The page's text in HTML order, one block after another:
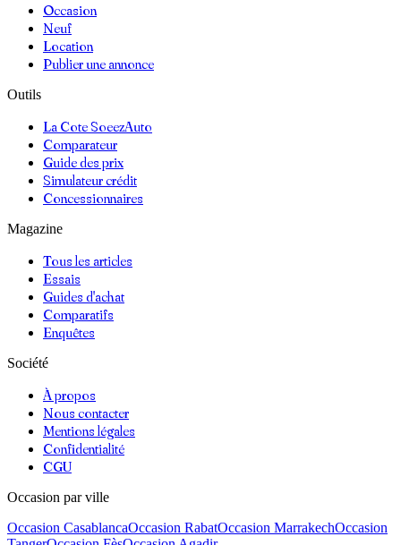
Occasion
Neuf
Location
Publier une annonce
Outils
La Cote SoeezAuto
Comparateur
Guide des prix
Simulateur crédit
Concessionnaires
Magazine
Tous les articles
Essais
Guides d'achat
Comparatifs
Enquêtes
Société
À propos
Nous contacter
Mentions légales
Confidentialité
CGU
Occasion par ville
Occasion CasablancaOccasion RabatOccasion MarrakechOccasion